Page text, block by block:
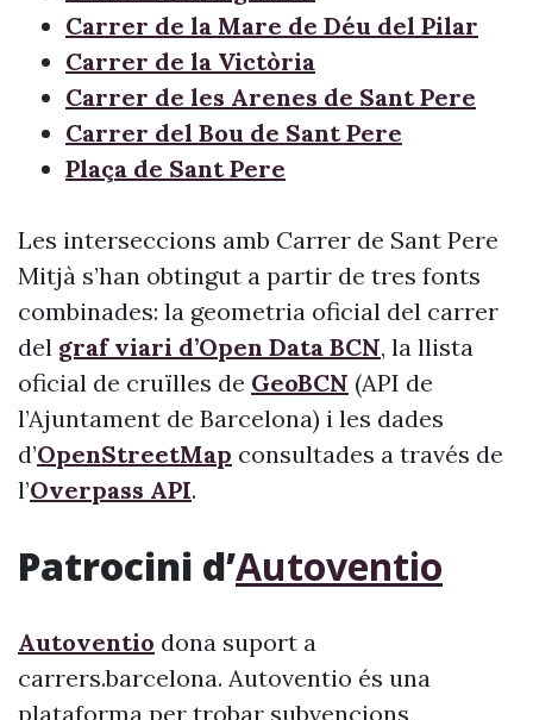
Carrer de la Mare de Déu del Pilar
Carrer de la Victòria
Carrer de les Arenes de Sant Pere
Carrer del Bou de Sant Pere
Plaça de Sant Pere
Les interseccions amb Carrer de Sant Pere
Mitjà s’han obtingut a partir de tres fonts
combinades: la geometria oficial del carrer
del graf viari d’Open Data BCN, la llista
oficial de cruïlles de GeoBCN (API de
l’Ajuntament de Barcelona) i les dades
d’OpenStreetMap consultades a través de
l’Overpass API.
Patrocini d’Autoventio
Autoventio dona suport a
carrers.barcelona. Autoventio és una
plataforma per trobar subvencions,